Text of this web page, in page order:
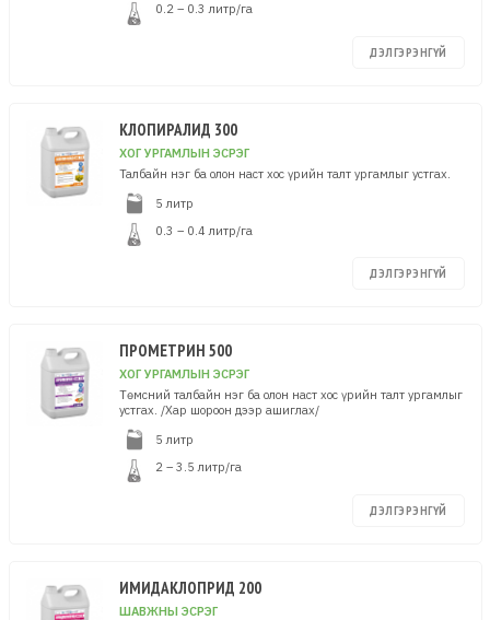
0.2 – 0.3 литр/га
ДЭЛГЭРЭНГҮЙ
КЛОПИРАЛИД 300
ХОГ УРГАМЛЫН ЭСРЭГ
Талбайн нэг ба олон наст хос үрийн талт ургамлыг устгах.
5 литр
0.3 – 0.4 литр/га
ДЭЛГЭРЭНГҮЙ
ПРОМЕТРИН 500
ХОГ УРГАМЛЫН ЭСРЭГ
Төмсний талбайн нэг ба олон наст хос үрийн талт ургамлыг
устгах. /Хар шороон дээр ашиглах/
5 литр
2 – 3.5 литр/га
ДЭЛГЭРЭНГҮЙ
ИМИДАКЛОПРИД 200
ШАВЖНЫ ЭСРЭГ